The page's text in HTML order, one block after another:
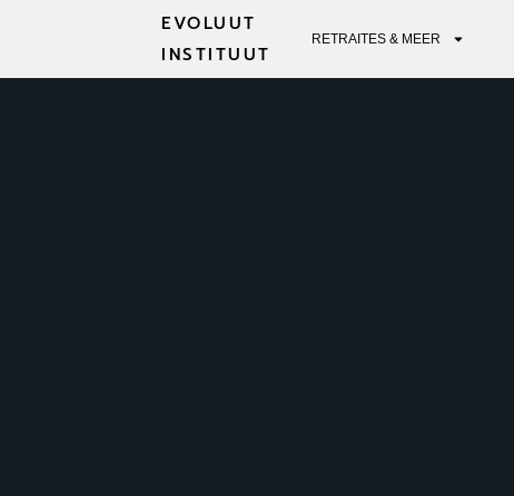
RETRAITES & MEER
EVOLUUT
INSTITUUT